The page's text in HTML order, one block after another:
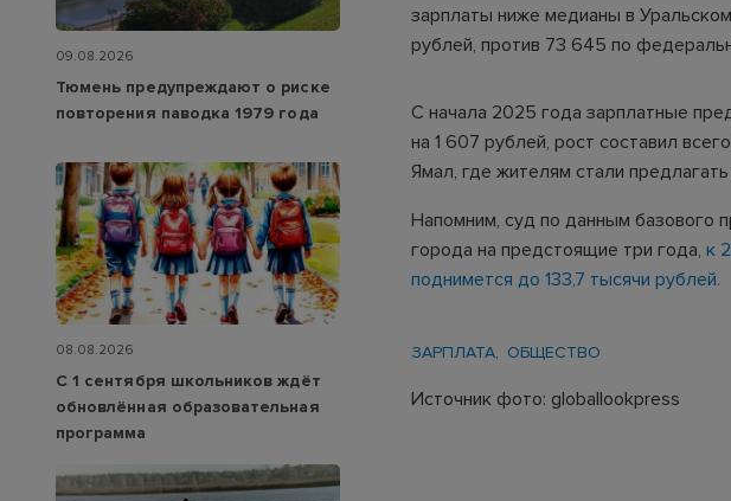
зарплаты ниже медианы в
рублей, против 73 645 по
С начала 2025 года зарплатные
на 1 607 рублей, рост составил
Ямал, где жителям стали
Напомним, суд по данным базового
города на предстоящие три года, к
поднимется до 133,7 тысячи рублей.
ЗАРПЛАТА
ОБЩЕСТВО
Источник фото: globallookpress
09.08.2026
Тюмень предупреждают о риске
повторения паводка 1979 года
08.08.2026
С 1 сентября школьников ждёт
обновлённая образовательная
программа